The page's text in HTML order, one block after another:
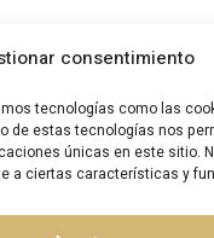
consentimiento
tecnologías como las
de estas tecnologías nos
únicas en este sitio.
a ciertas características y